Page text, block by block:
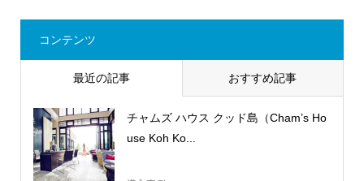
コンテンツ
最近の記事 おすすめ記事
チャムズ ハウス クッド島（Cham’s Ho
use Koh Ko...